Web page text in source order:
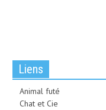
Liens
Animal futé
Chat et Cie